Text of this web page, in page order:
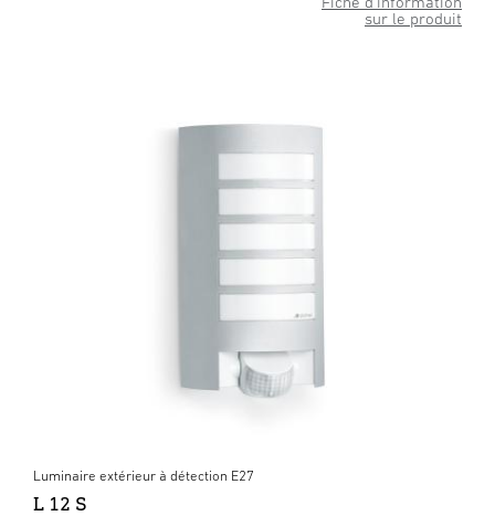
sur le produit
Luminaire extérieur à détection E27
L 12 S